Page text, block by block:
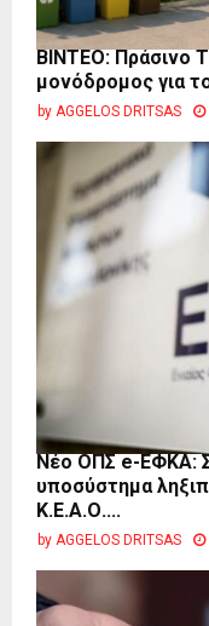
BINTEO: Πράσινο
μονόδρομος για
by AGGELOS DRITSAS
Νέο ΟΠΣ e-ΕΦΚΑ:
υποσύστημα
Κ.Ε.Α.Ο....
by AGGELOS DRITSAS